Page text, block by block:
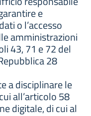
e
o l’accesso
amministrazioni
43, 71 e 72 del
28
a disciplinare le
all’articolo 58
digitale, di cui al